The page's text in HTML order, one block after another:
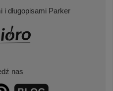
długopisami Parker
nas